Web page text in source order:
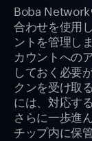
Boba Network
合わせを使用
ントを管理し
カウントへの
しておく必要
クンを受け取
には、対応す
さらに一歩進
チップ内に保